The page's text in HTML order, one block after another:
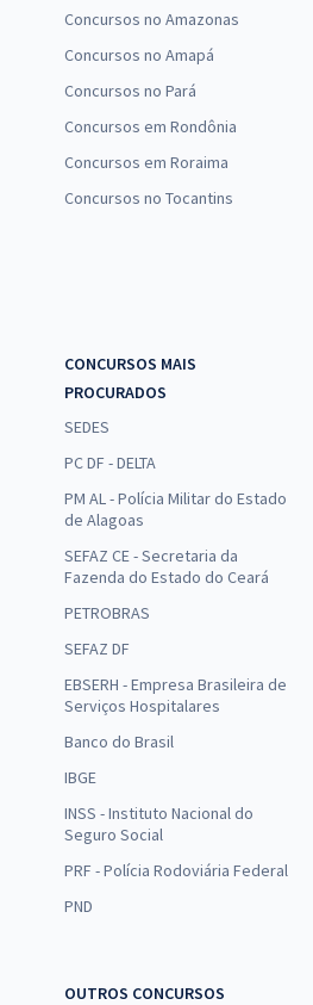
Concursos no Amazonas
Concursos no Amapá
Concursos no Pará
Concursos em Rondônia
Concursos em Roraima
Concursos no Tocantins
CONCURSOS MAIS
PROCURADOS
SEDES
PC DF - DELTA
PM AL - Polícia Militar do Estado
de Alagoas
SEFAZ CE - Secretaria da
Fazenda do Estado do Ceará
PETROBRAS
SEFAZ DF
EBSERH - Empresa Brasileira de
Serviços Hospitalares
Banco do Brasil
IBGE
INSS - Instituto Nacional do
Seguro Social
PRF - Polícia Rodoviária Federal
PND
OUTROS CONCURSOS